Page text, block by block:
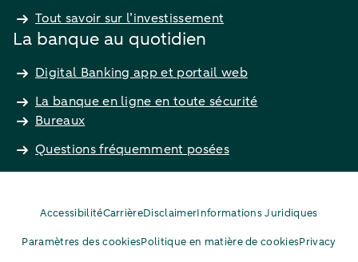
Tout savoir sur l’investissement
La banque au quotidien
Digital Banking app et portail web
La banque en ligne en toute sécurité
Bureaux
Questions fréquemment posées
AccessibilitéCarrièreDisclaimerInformations Juridiques
Paramètres des cookiesPolitique en matière de cookiesPrivacy